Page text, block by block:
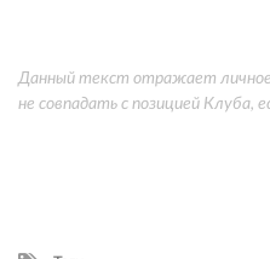
Данный текст отражает
не совпадать с позицией Клуба,